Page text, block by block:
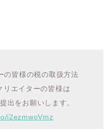
の皆様の税の取扱方法
リエイターの皆様は
出をお願いします。
i2ezmwoVmz